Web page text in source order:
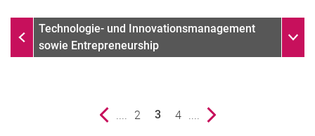
Suchen (öffnet externen Link in einem
Infothek
Technologie- und Innovationsmanagement
sowie Entrepreneurship
vorherige Seite .... Seite
2
3
Seite
4 .... nächste Seite